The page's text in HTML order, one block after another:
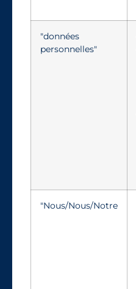
"données
personnelles"
"Nous/Nous/Notre